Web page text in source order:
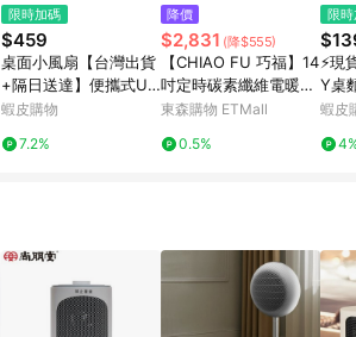
限時加碼
$459
桌面小風扇【台灣出貨
+隔日送達】便攜式US
B插電風扇 可折疊掛壁
冷風扇 製冷風扇 辦公
蝦皮購物
7.2%
降價
$2,831 (降$555)
【CHIAO FU 巧福】14
吋定時碳素纖維電暖器
AS-110C
東森購物 ETMall
0.5%
限
⚡現
Y桌
大風
長效
蝦皮